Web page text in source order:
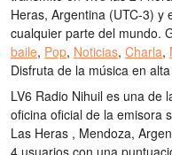
Heras, Argentina (UTC-3) y
cualquier parte del mundo.
baile, Pop, Noticias, Charla,
Disfruta de la música en
LV6 Radio Nihuil es una de
oficina oficial de la emisora
Las Heras , Mendoza,
4 usuarios con una